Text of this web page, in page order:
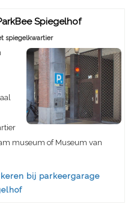
Spiegelhof
spiegelkwartier
museum of Museum van
bij parkeergarage